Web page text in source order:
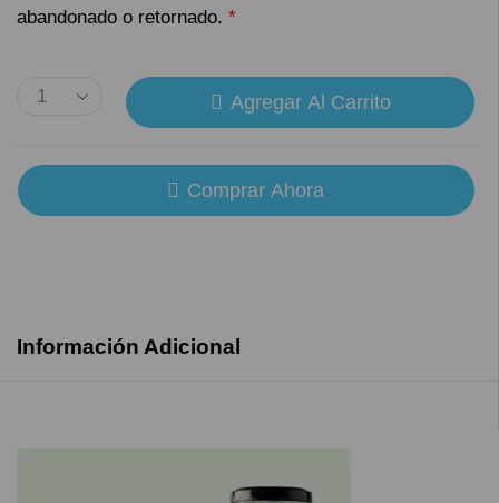
abandonado o retornado. *
Agregar Al Carrito
Comprar Ahora
Información Adicional